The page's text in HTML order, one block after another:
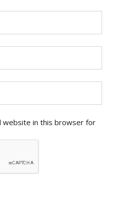
website in this browser for